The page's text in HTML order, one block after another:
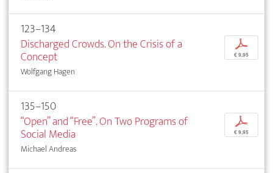
123–134
Discharged Crowds. On the Crisis of a
Concept
Wolfgang Hagen
p
€ 9,95
135–150
“Open” and “Free”. On Two Programs of
Social Media
Michael Andreas
p
€ 9,95